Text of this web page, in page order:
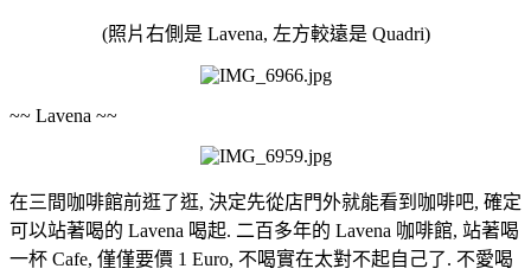
(照片右側是 Lavena, 左方較遠是 Quadri)
~~ Lavena ~~
在三間咖啡館前逛了逛, 決定先從店門外就能看到咖啡吧, 確定
可以站著喝的 Lavena 喝起. 二百多年的 Lavena 咖啡館, 站著喝
一杯 Cafe, 僅僅要價 1 Euro, 不喝實在太對不起自己了. 不愛喝